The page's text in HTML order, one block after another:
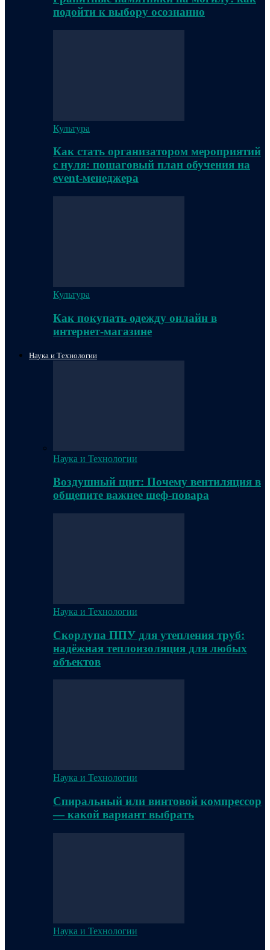
подойти к выбору осознанно
Культура
Как стать организатором мероприятий
с нуля: пошаговый план обучения на
event-менеджера
Культура
Как покупать одежду онлайн в
интернет-магазине
Наука и Технологии
Наука и Технологии
Воздушный щит: Почему вентиляция в
общепите важнее шеф-повара
Наука и Технологии
Скорлупа ППУ для утепления труб:
надёжная теплоизоляция для любых
объектов
Наука и Технологии
Спиральный или винтовой компрессор
— какой вариант выбрать
Наука и Технологии